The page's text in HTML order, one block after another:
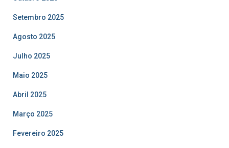
Setembro 2025
Agosto 2025
Julho 2025
Maio 2025
Abril 2025
Março 2025
Fevereiro 2025